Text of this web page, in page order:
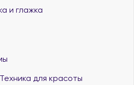
и глажка
Техника для красоты